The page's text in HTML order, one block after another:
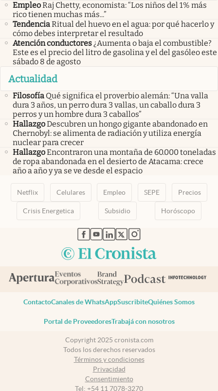
EmpleoRaj Chetty, economista: “Los niños del 1% más
rico tienen muchas más...”
TendenciaRitual del huevo en el agua: por qué hacerlo y
cómo debes interpretar el resultado
Atención conductores¿Aumenta o baja el combustible?
Este es el precio del litro de gasolina y el del gasóleo este
sábado 8 de agosto
Actualidad
Filosofía Qué significa el proverbio alemán: “Una valla
dura 3 años, un perro dura 3 vallas, un caballo dura 3
perros y un hombre dura 3 caballos”
HallazgoDescubren un hongo gigante abandonado en
Chernobyl: se alimenta de radiación y utiliza energía
nuclear para crecer
HallazgoEncontraron una montaña de 60.000 toneladas
de ropa abandonada en el desierto de Atacama: crece
año a año y ya se ve desde el espacio
Netflix Celulares Empleo SEPE Precios
Crisis Energetica Subsidio Horóscopo
abre en nueva pestaña
abre en nueva pestaña
abre en nueva pestaña
abre en nueva pestaña
abre en nueva pestaña
ContactoCanales de WhatsAppSuscribiteQuiénes Somos
Portal de ProveedoresTrabajá con nosotros
Copyright 2025 cronista.com
Todos los derechos reservados
Términos y condiciones
Privacidad
Consentimiento
Tel: +54 11 7078-3270